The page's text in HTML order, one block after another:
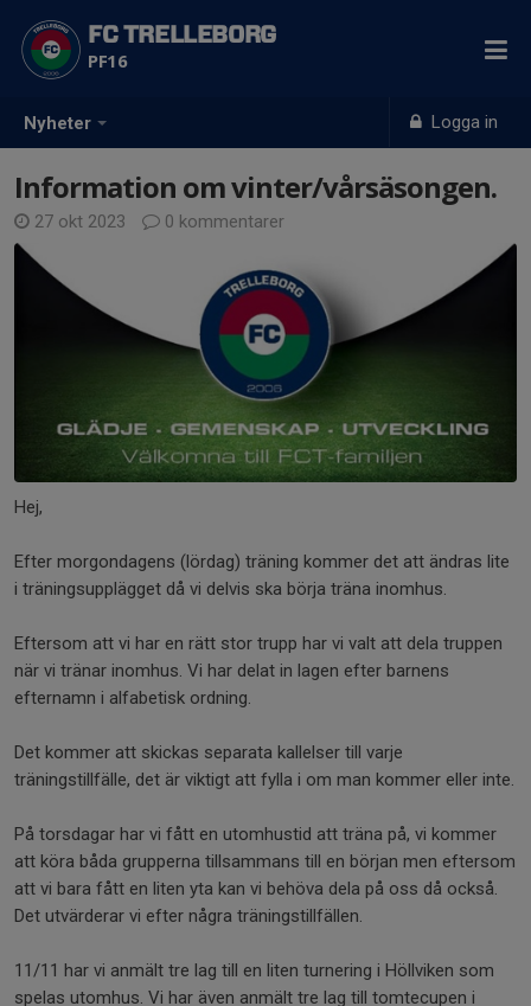
Nyheter Logga in
FC TRELLEBORG
PF16
Information om vinter/vårsäsongen.
27 okt 2023 0 kommentarer
Hej,
Efter morgondagens (lördag) träning kommer det att ändras lite
i träningsupplägget då vi delvis ska börja träna inomhus.
Eftersom att vi har en rätt stor trupp har vi valt att dela truppen
när vi tränar inomhus. Vi har delat in lagen efter barnens
efternamn i alfabetisk ordning.
Det kommer att skickas separata kallelser till varje
träningstillfälle, det är viktigt att fylla i om man kommer eller inte.
På torsdagar har vi fått en utomhustid att träna på, vi kommer
att köra båda grupperna tillsammans till en början men eftersom
att vi bara fått en liten yta kan vi behöva dela på oss då också.
Det utvärderar vi efter några träningstillfällen.
11/11 har vi anmält tre lag till en liten turnering i Höllviken som
spelas utomhus. Vi har även anmält tre lag till tomtecupen i